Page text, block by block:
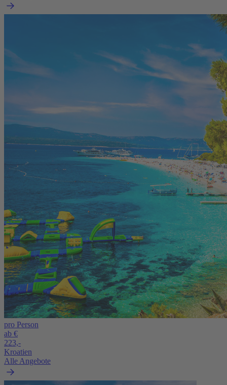
pro Person
ab €
223,-
Kroatien
Alle Angebote